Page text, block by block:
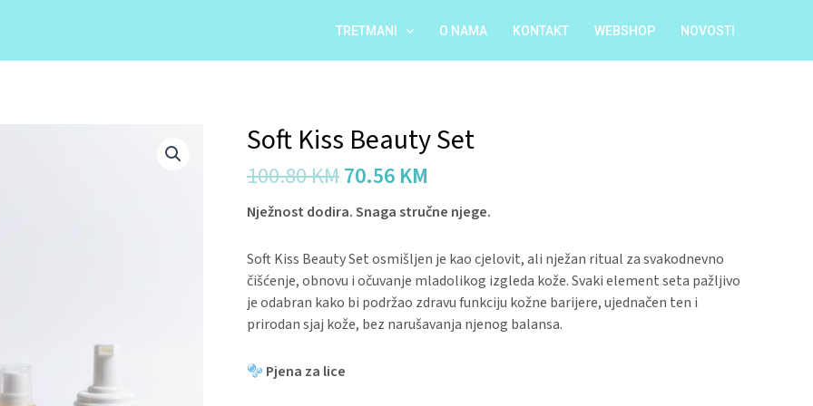
TRETMANI O NAMA KONTAKT WEBSHOP NOVOSTI
Soft Kiss Beauty Set
100.80KM
Original
price
was:
100.80 KM.
70.56 KM
Current
price
70.56 KM.
Nježnost dodira. Snaga stručne njege.
Soft Kiss Beauty Set osmišljen je kao cjelovit, ali nježan ritual za svakodnevno
čišćenje, obnovu i očuvanje mladolikog izgleda kože. Svaki element seta pažljivo
je odabran kako bi podržao zdravu funkciju kožne barijere, ujednačen ten i
prirodan sjaj kože, bez narušavanja njenog balansa.
Pjena za lice
Soft
Beauty
quantity